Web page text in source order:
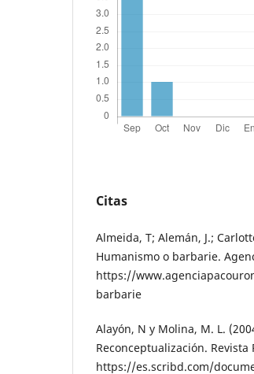
Citas
Almeida, T; Alemán, J.;
Humanismo o barbarie.
https://
barbarie
Alayón, N y Molina, M. L.
Reconceptualización. Revista
https://es.scribd.com/